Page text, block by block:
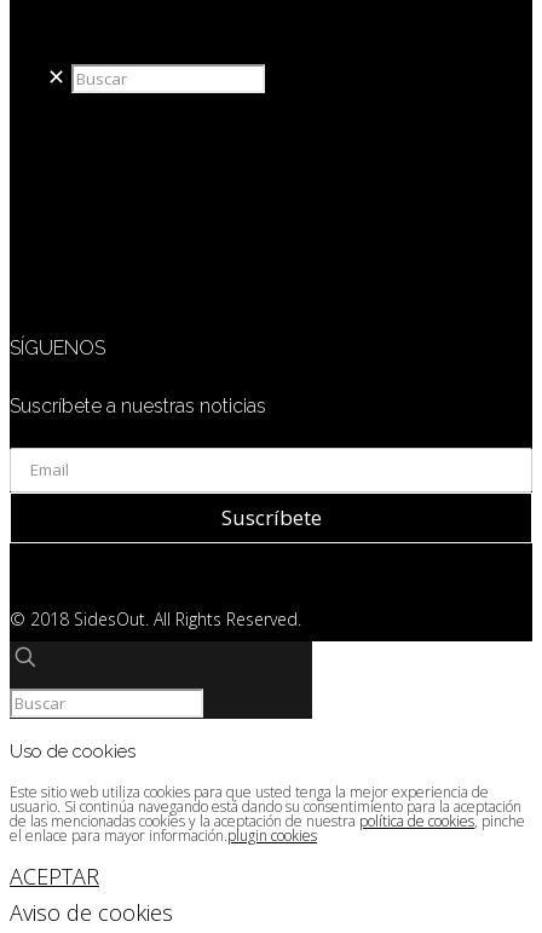
✕
SÍGUENOS
Suscríbete a nuestras noticias
© 2018 SidesOut. All Rights Reserved.
Uso de cookies
Este sitio web utiliza cookies para que usted tenga la mejor experiencia de
usuario. Si continúa navegando está dando su consentimiento para la aceptación
de las mencionadas cookies y la aceptación de nuestra política de cookies, pinche
el enlace para mayor información.plugin cookies
ACEPTAR
Aviso de cookies